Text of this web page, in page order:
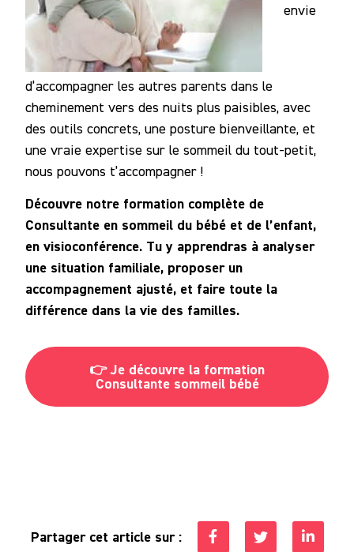
envie
d’accompagner les autres parents dans le
cheminement vers des nuits plus paisibles, avec
des outils concrets, une posture bienveillante, et
une vraie expertise sur le sommeil du tout-petit,
nous pouvons t’accompagner !
Découvre notre formation complète de
Consultante en sommeil du bébé et de l’enfant,
en visioconférence. Tu y apprendras à analyser
une situation familiale, proposer un
accompagnement ajusté, et faire toute la
différence dans la vie des familles.
👉 Je découvre la formation
Consultante sommeil bébé
Partager cet article sur :